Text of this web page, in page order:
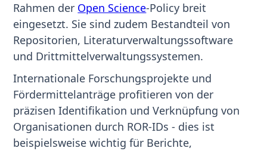
Rahmen der Open Science-Policy breit
eingesetzt. Sie sind zudem Bestandteil von
Repositorien, Literaturverwaltungssoftware
und Drittmittelverwaltungssystemen.
Internationale Forschungsprojekte und
Fördermittelanträge profitieren von der
präzisen Identifikation und Verknüpfung von
Organisationen durch ROR-IDs - dies ist
beispielsweise wichtig für Berichte,